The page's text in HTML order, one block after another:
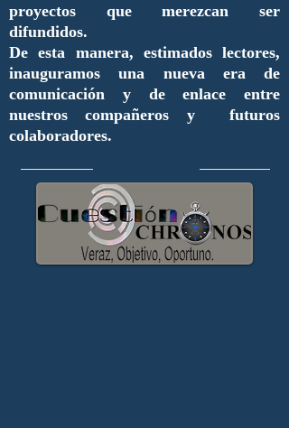
proyectos que merezcan ser
difundidos.
De esta manera, estimados lectores,
inauguramos una nueva era de
comunicación y de enlace entre
nuestros compañeros y futuros
colaboradores.